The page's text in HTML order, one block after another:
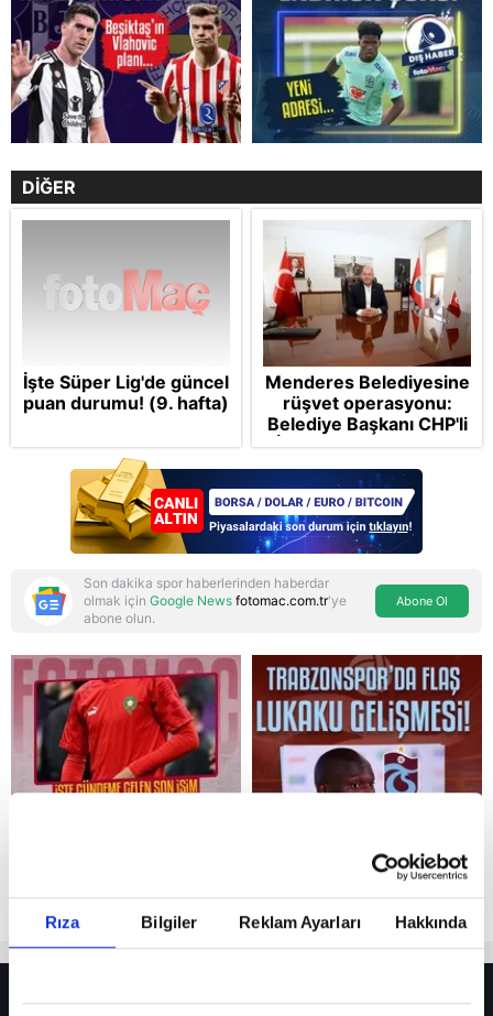
Rıza Bilgiler Reklam Ayarları Hakkında
Reddet
DİĞER
İşte Süper Lig'de güncel
puan durumu! (9. hafta)
Menderes Belediyesine
rüşvet operasyonu:
Belediye Başkanı CHP'li
İlkay Çiçek tutuklandı
Son dakika spor haberlerinden haberdar
olmak için Google News fotomac.com.tr'ye
abone olun.
Abone Ol